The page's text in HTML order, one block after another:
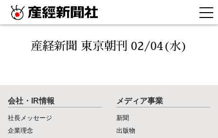
産経新聞 東京朝刊 02/04(水)
会社・IR情報
社長メッセージ
企業理念
メディア事業
新聞
出版物